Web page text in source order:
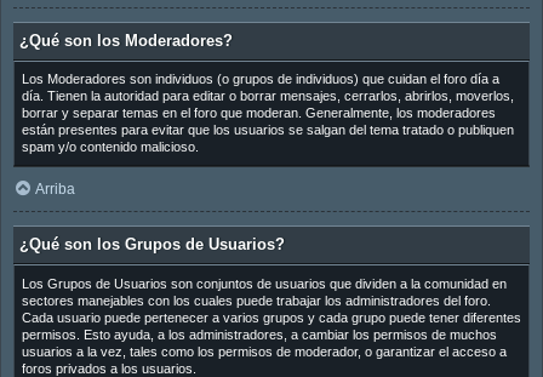
¿Qué son los Moderadores?
Los Moderadores son individuos (o grupos de individuos) que cuidan el foro día a
día. Tienen la autoridad para editar o borrar mensajes, cerrarlos, abrirlos, moverlos,
borrar y separar temas en el foro que moderan. Generalmente, los moderadores
están presentes para evitar que los usuarios se salgan del tema tratado o publiquen
spam y/o contenido malicioso.
Arriba
¿Qué son los Grupos de Usuarios?
Los Grupos de Usuarios son conjuntos de usuarios que dividen a la comunidad en
sectores manejables con los cuales puede trabajar los administradores del foro.
Cada usuario puede pertenecer a varios grupos y cada grupo puede tener diferentes
permisos. Esto ayuda, a los administradores, a cambiar los permisos de muchos
usuarios a la vez, tales como los permisos de moderador, o garantizar el acceso a
foros privados a los usuarios.